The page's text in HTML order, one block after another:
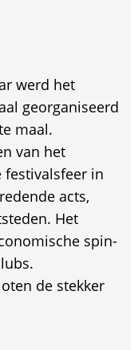
werd het
georganiseerd
maal.
van het
festivalsfeer in
acts,
Het
spin-
de stekker